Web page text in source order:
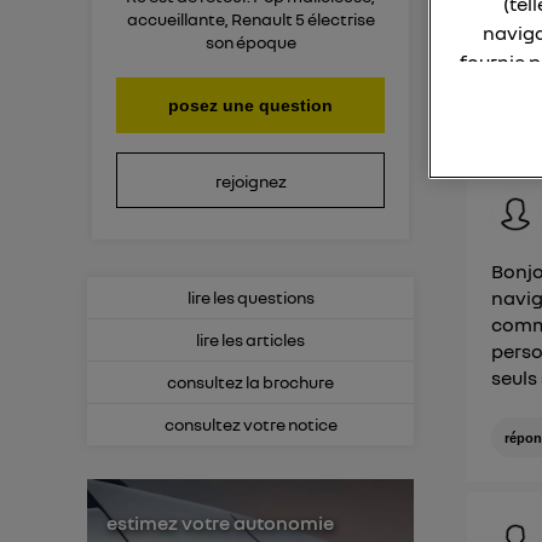
accueillante, Renault 5 électrise
son époque
posez une question
rejoignez
lire les questions
lire les articles
consultez la brochure
consultez votre notice
estimez votre autonomie
point
fournie
La
Elle
IP et
Pour une
Pour une